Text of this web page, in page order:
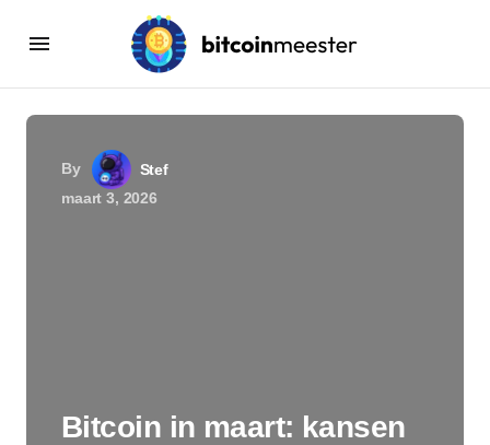
By
Stef
maart 3, 2026
Bitcoin in maart: kansen